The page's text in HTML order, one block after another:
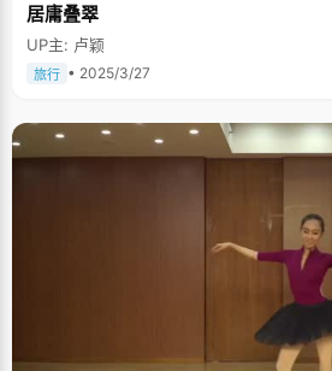
居庸叠翠
UP主: 卢颖
旅行 • 2025/3/27